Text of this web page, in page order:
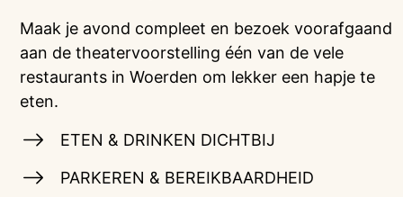
Maak je avond compleet en bezoek voorafgaand
aan de theatervoorstelling één van de vele
restaurants in Woerden om lekker een hapje te
eten.
ETEN & DRINKEN DICHTBIJ
PARKEREN & BEREIKBAARDHEID